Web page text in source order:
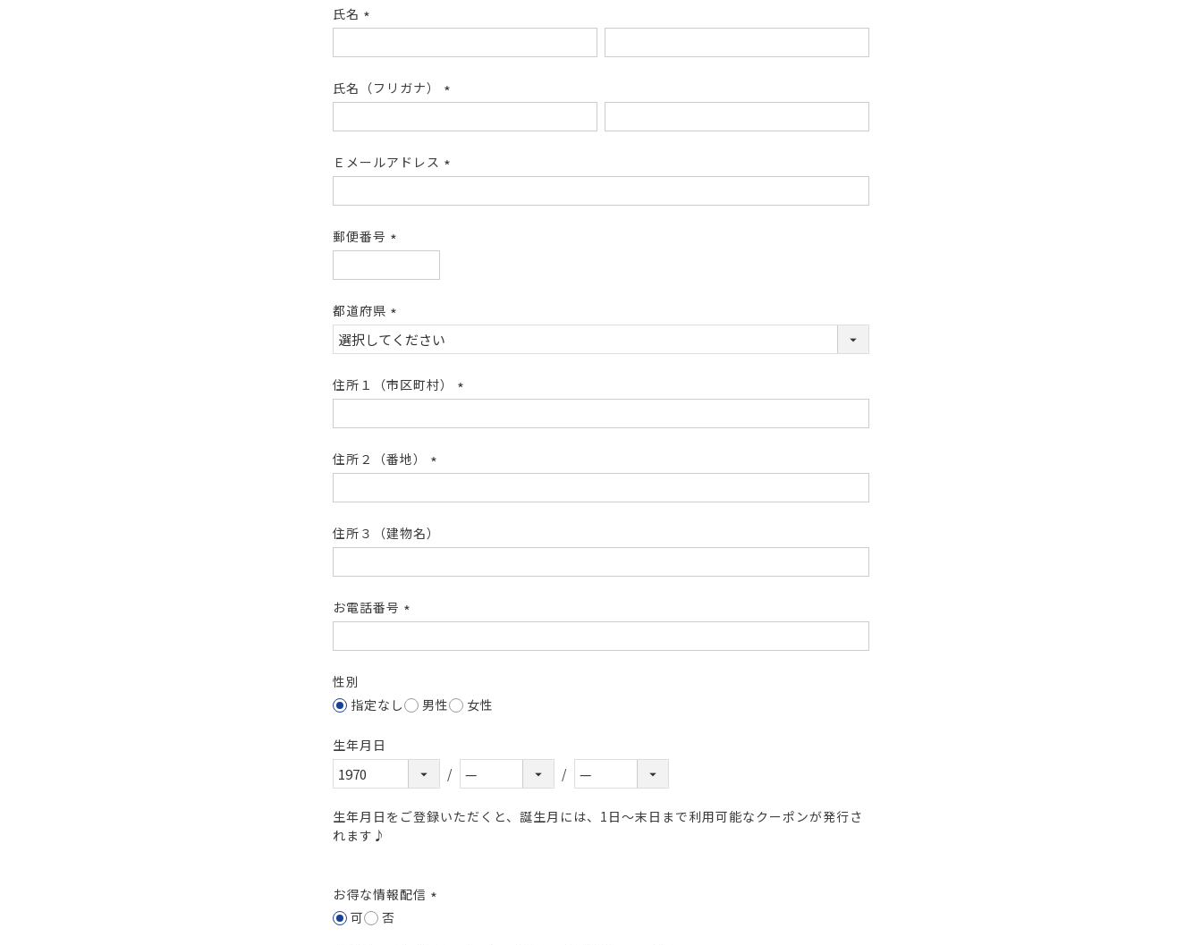
氏名
須)
氏名（フリガナ）
須)
Ｅメールアドレス
須)
郵便番号
須)
都道府県
(必
須)
住所１（市区町村）
須)
住所２（番地）
須)
住所３（建物名）
お電話番号
須)
性別
指定なし
男性 女性
生年月日
生年月日をご登録いただくと、誕生月には、1日～末日まで利用可能なクーポンが発行さ
れます♪
お得な情報配信
可 否